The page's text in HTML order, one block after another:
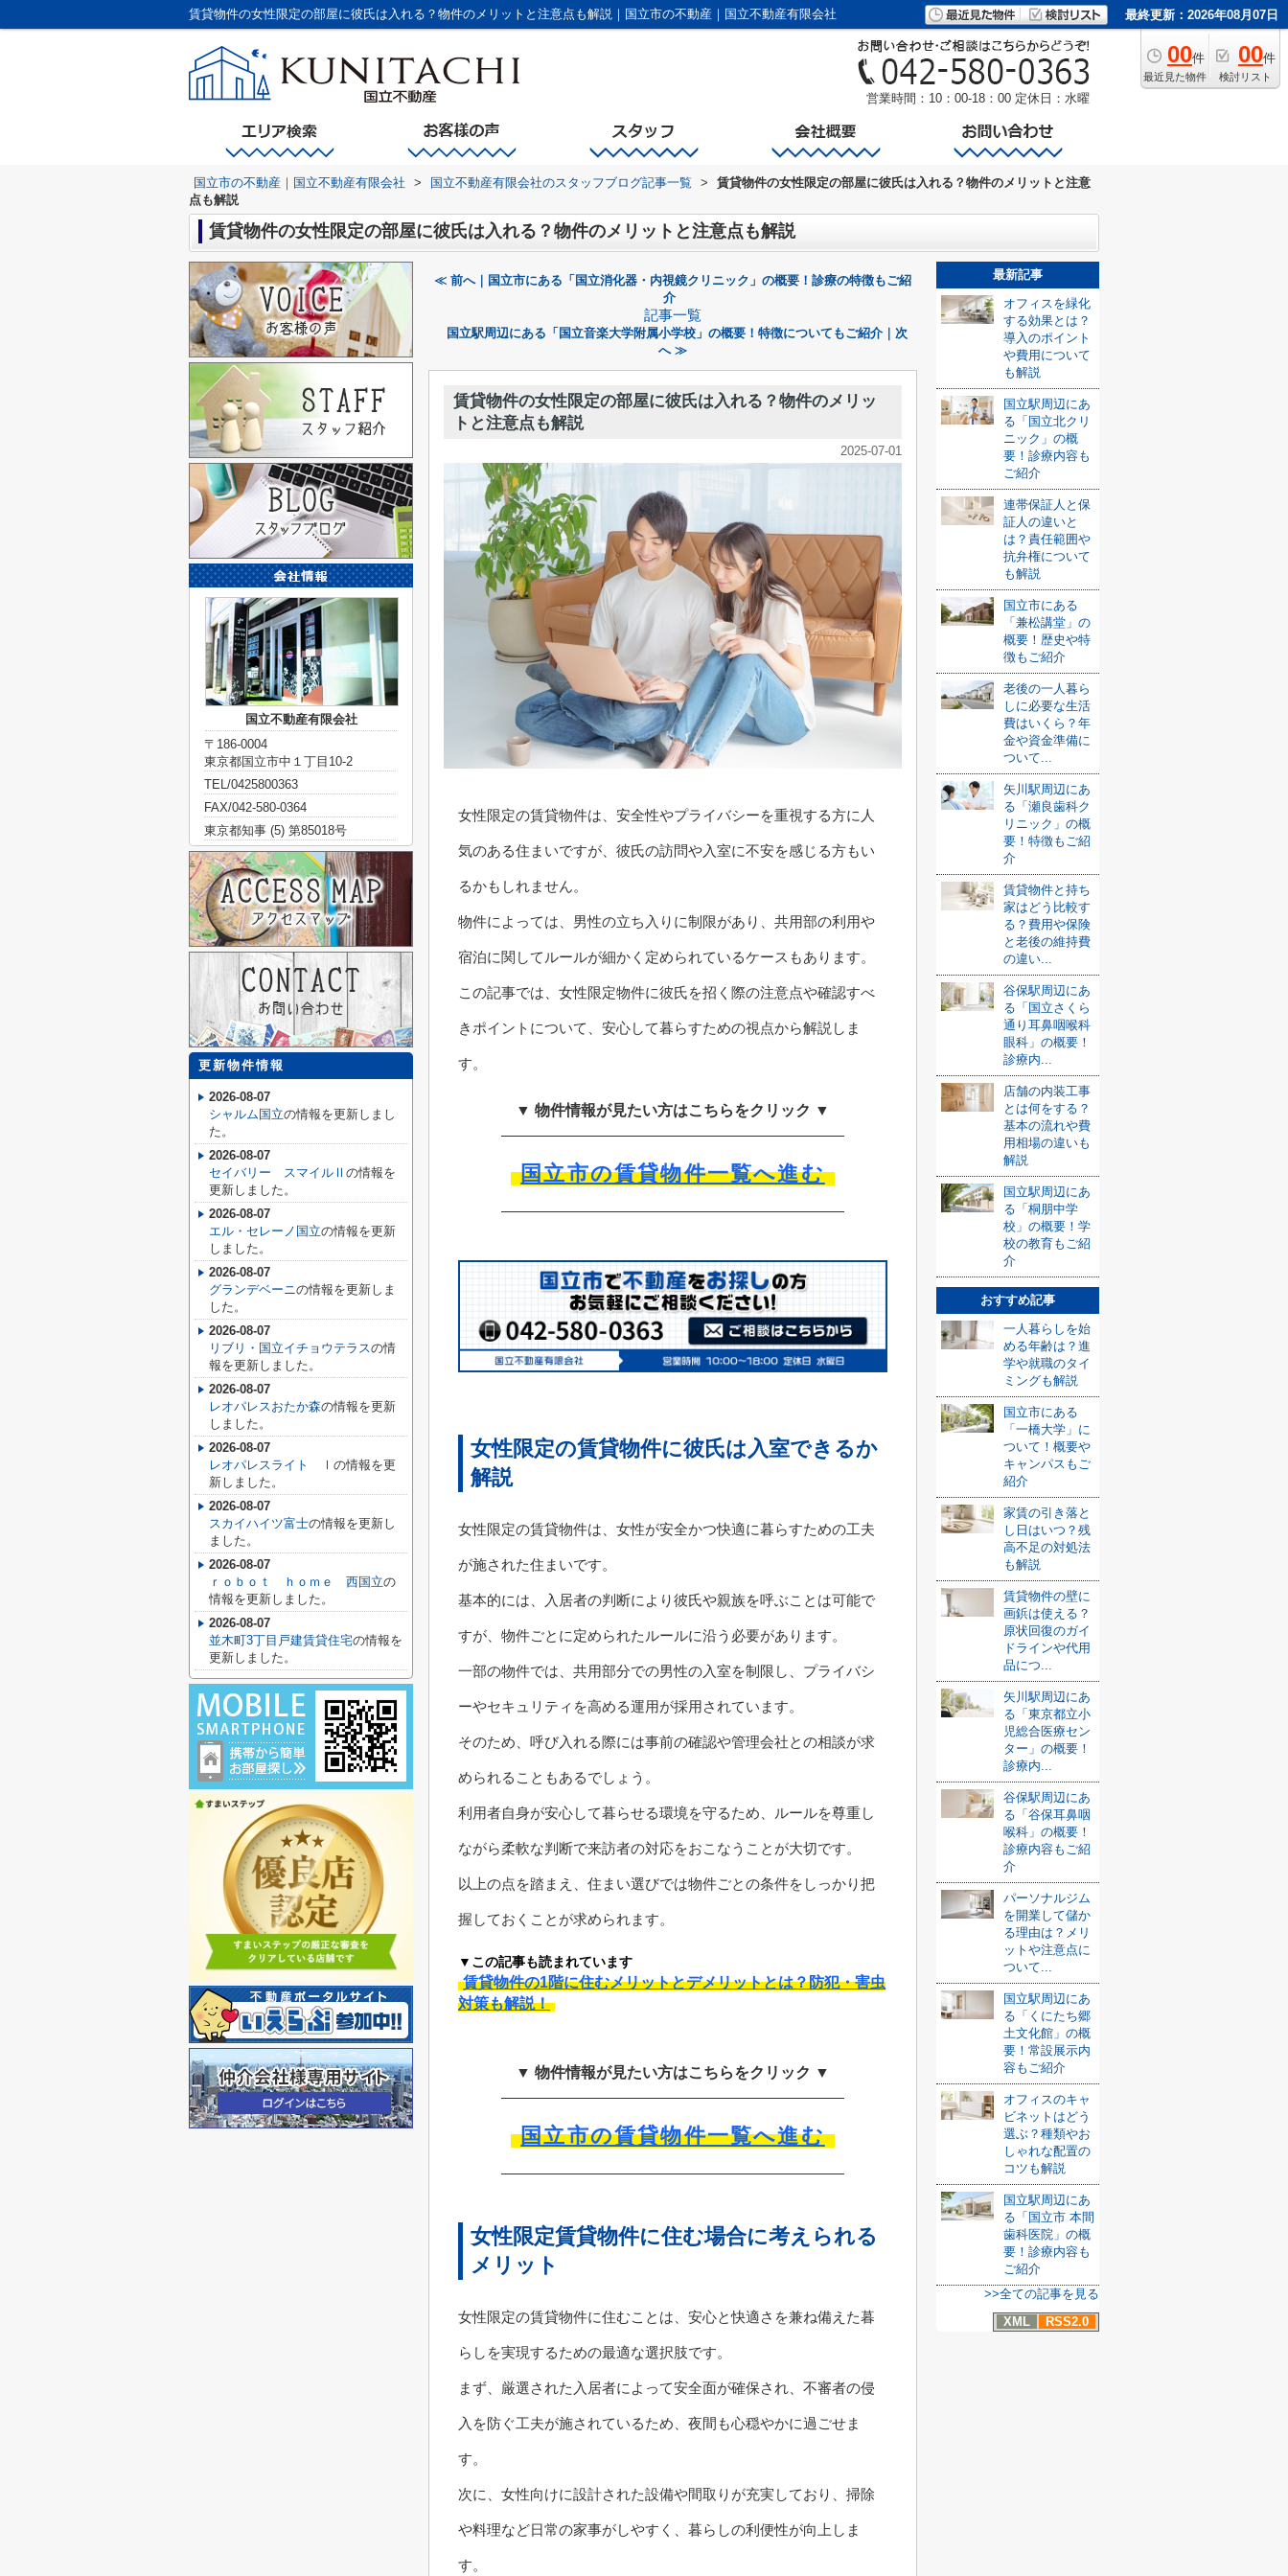
賃貸物件の女性限定の部屋に彼氏は入れる？物件のメリットと注意点も解説｜国立市の不動産｜国立不動産有限会社 最終更新：2026年08月07日
00件
最近見た物件
00件
検討リスト
営業時間：10：00-18：00 定休日：水曜
国立市の不動産｜国立不動産有限会社 > 国立不動産有限会社のスタッフブログ記事一覧 >
賃貸物件の女性限定の部屋に彼氏は入れる？物件のメリットと注意
点も解説
賃貸物件の女性限定の部屋に彼氏は入れる？物件のメリットと注意点も解説
≪ 前へ｜国立市にある「国立消化器・内視鏡クリニック」の概要！診療の特徴もご紹
介
記事一覧
国立駅周辺にある「国立音楽大学附属小学校」の概要！特徴についてもご紹介｜次
へ ≫
賃貸物件の女性限定の部屋に彼氏は入れる？物件のメリッ
トと注意点も解説
2025-07-01
女性限定の賃貸物件は、安全性やプライバシーを重視する方に人
気のある住まいですが、彼氏の訪問や入室に不安を感じる方もい
るかもしれません。
物件によっては、男性の立ち入りに制限があり、共用部の利用や
宿泊に関してルールが細かく定められているケースもあります。
この記事では、女性限定物件に彼氏を招く際の注意点や確認すべ
きポイントについて、安心して暮らすための視点から解説しま
す。
▼ 物件情報が見たい方はこちらをクリック ▼
国立市の賃貸物件一覧へ進む
女性限定の賃貸物件に彼氏は入室できるか
解説
女性限定の賃貸物件は、女性が安全かつ快適に暮らすための工夫
が施された住まいです。
基本的には、入居者の判断により彼氏や親族を呼ぶことは可能で
すが、物件ごとに定められたルールに沿う必要があります。
一部の物件では、共用部分での男性の入室を制限し、プライバシ
ーやセキュリティを高める運用が採用されています。
そのため、呼び入れる際には事前の確認や管理会社との相談が求
められることもあるでしょう。
利用者自身が安心して暮らせる環境を守るため、ルールを尊重し
ながら柔軟な判断で来訪者の対応をおこなうことが大切です。
以上の点を踏まえ、住まい選びでは物件ごとの条件をしっかり把
握しておくことが求められます。
▼この記事も読まれています
賃貸物件の1階に住むメリットとデメリットとは？防犯・害虫
対策も解説！
▼ 物件情報が見たい方はこちらをクリック ▼
国立市の賃貸物件一覧へ進む
女性限定賃貸物件に住む場合に考えられる
メリット
女性限定の賃貸物件に住むことは、安心と快適さを兼ね備えた暮
らしを実現するための最適な選択肢です。
まず、厳選された入居者によって安全面が確保され、不審者の侵
入を防ぐ工夫が施されているため、夜間も心穏やかに過ごせま
す。
次に、女性向けに設計された設備や間取りが充実しており、掃除
や料理など日常の家事がしやすく、暮らしの利便性が向上しま
す。
最新記事
オフィスを緑化
する効果とは？
導入のポイント
や費用について
も解説
国立駅周辺にあ
る「国立北クリ
ニック」の概
要！診療内容も
ご紹介
連帯保証人と保
証人の違いと
は？責任範囲や
抗弁権について
も解説
国立市にある
「兼松講堂」の
概要！歴史や特
徴もご紹介
老後の一人暮ら
しに必要な生活
費はいくら？年
金や資金準備に
ついて...
矢川駅周辺にあ
る「瀬良歯科ク
リニック」の概
要！特徴もご紹
介
賃貸物件と持ち
家はどう比較す
る？費用や保険
と老後の維持費
の違い...
谷保駅周辺にあ
る「国立さくら
通り耳鼻咽喉科
眼科」の概要！
診療内...
店舗の内装工事
とは何をする？
基本の流れや費
用相場の違いも
解説
国立駅周辺にあ
る「桐朋中学
校」の概要！学
校の教育もご紹
介
おすすめ記事
一人暮らしを始
める年齢は？進
学や就職のタイ
ミングも解説
国立市にある
「一橋大学」に
ついて！概要や
キャンパスもご
紹介
家賃の引き落と
し日はいつ？残
高不足の対処法
も解説
賃貸物件の壁に
画鋲は使える？
原状回復のガイ
ドラインや代用
品につ...
矢川駅周辺にあ
る「東京都立小
児総合医療セン
ター」の概要！
診療内...
谷保駅周辺にあ
る「谷保耳鼻咽
喉科」の概要！
診療内容もご紹
介
パーソナルジム
を開業して儲か
る理由は？メリ
ットや注意点に
ついて...
国立駅周辺にあ
る「くにたち郷
土文化館」の概
要！常設展示内
容もご紹介
オフィスのキャ
ビネットはどう
選ぶ？種類やお
しゃれな配置の
コツも解説
国立駅周辺にあ
る「国立市 本間
歯科医院」の概
要！診療内容も
ご紹介
>>全ての記事を見る
XML
RSS2.0
国立不動産有限会社
〒186-0004
東京都国立市中１丁目10-2
TEL/0425800363
FAX/042-580-0364
東京都知事 (5) 第85018号
更新物件情報
2026-08-07
シャルム国立の情報を更新しまし
た。
2026-08-07
セイバリー スマイルⅡ の情報を
更新しました。
2026-08-07
エル・セレーノ国立の情報を更新
しました。
2026-08-07
グランデベーニの情報を更新しま
した。
2026-08-07
リブリ・国立イチョウテラスの情
報を更新しました。
2026-08-07
レオパレスおたか森の情報を更新
しました。
2026-08-07
レオパレスライト Ⅰ の情報を更
新しました。
2026-08-07
スカイハイツ富士の情報を更新し
ました。
2026-08-07
ｒｏｂｏｔ ｈｏｍｅ 西国立の
情報を更新しました。
2026-08-07
並木町3丁目戸建賃貸住宅の情報を
更新しました。